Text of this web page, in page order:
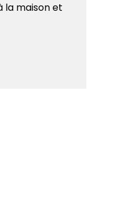
la maison et